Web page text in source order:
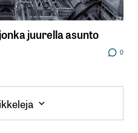
juurella asunto
0